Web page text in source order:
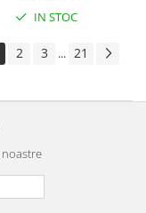
IN STOC
2 3 ... 21